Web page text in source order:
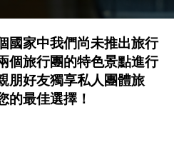
國家中我們尚未推出旅行
個旅行團的特色景點進行
朋好友獨享私人團體旅
的最佳選擇！